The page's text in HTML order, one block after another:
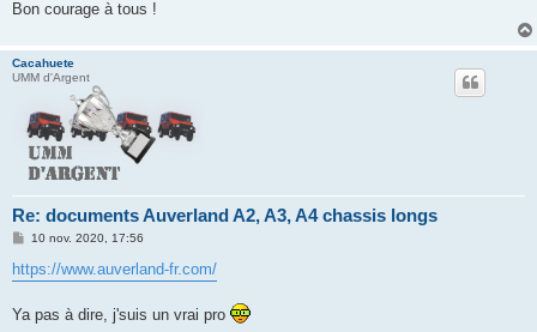
Bon courage à tous !
Cacahuete
UMM d'Argent
Re: documents Auverland A2, A3, A4 chassis longs
M
s
s
g
e
10 nov. 2020, 17:56
https://www.auverland-fr.com/
Ya pas à dire, j'suis un vrai pro